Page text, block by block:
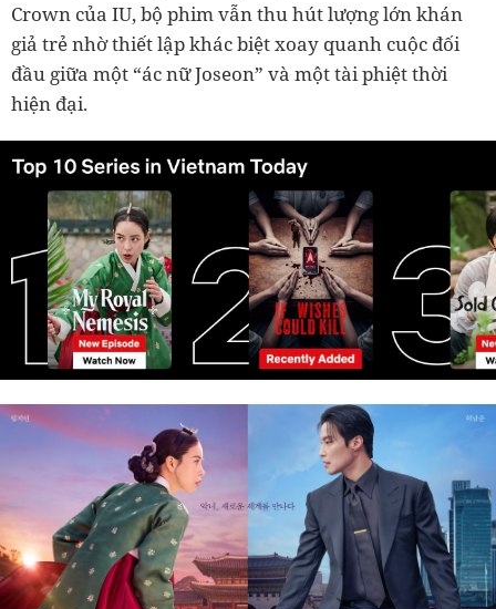
Crown của IU, bộ phim vẫn thu hút lượng lớn khán
giả trẻ nhờ thiết lập khác biệt xoay quanh cuộc đối
đầu giữa một “ác nữ Joseon” và một tài phiệt thời
hiện đại.